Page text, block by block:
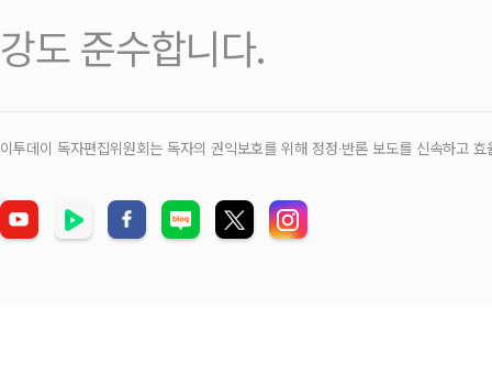
강도 준수합니다.
이투데이 독자편집위원회는 독자의 권익보호를 위해 정정‧반론 보도를 신속하고